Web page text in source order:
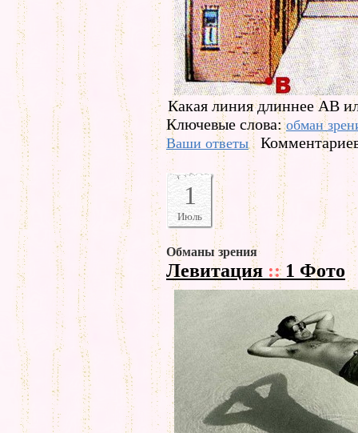
Какая линия длиннее AB
Ключевые слова:обман
Ваши ответы
1
Июль
Обманы зрения
Левитация ::1 Фото